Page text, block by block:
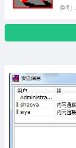
金融理财
安卓其它
类别：